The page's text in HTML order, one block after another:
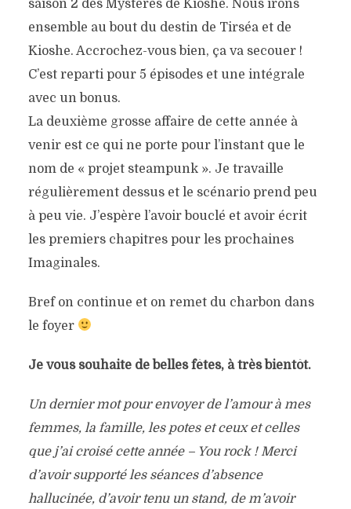
saison 2 des Mystères de Kioshe. Nous irons
ensemble au bout du destin de Tirséa et de
Kioshe. Accrochez-vous bien, ça va secouer !
C’est reparti pour 5 épisodes et une intégrale
avec un bonus.
La deuxième grosse affaire de cette année à
venir est ce qui ne porte pour l’instant que le
nom de « projet steampunk ». Je travaille
régulièrement dessus et le scénario prend peu
à peu vie. J’espère l’avoir bouclé et avoir écrit
les premiers chapitres pour les prochaines
Imaginales.
Bref on continue et on remet du charbon dans
le foyer
Je vous souhaite de belles fêtes, à très bientôt.
Un dernier mot pour envoyer de l’amour à mes
femmes, la famille, les potes et ceux et celles
que j’ai croisé cette année – You rock ! Merci
d’avoir supporté les séances d’absence
hallucinée, d’avoir tenu un stand, de m’avoir